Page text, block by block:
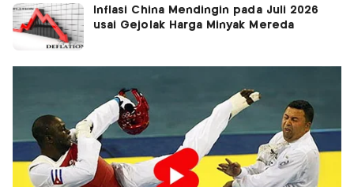
Inflasi China Mendingin pada Juli 2026
usai Gejolak Harga Minyak Mereda